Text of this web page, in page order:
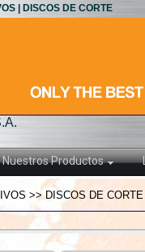
| DISCOS DE CORTE
Nuestros Productos
>> DISCOS DE